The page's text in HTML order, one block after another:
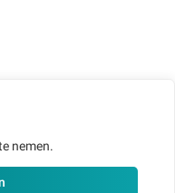
nemen.